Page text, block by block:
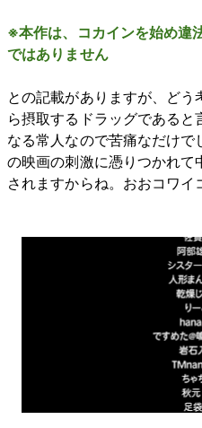
※本作は、コカインを始め違
ではありません
との記載がありますが、ど
ら摂取するドラッグである
なる常人なので苦痛なだけで
の映画の刺激に憑りつかれ
されますからね。おおコワイ